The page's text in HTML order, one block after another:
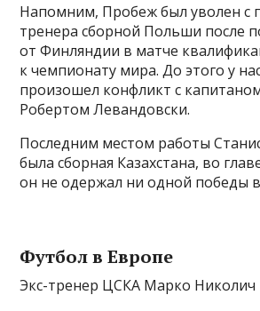
Напомним, Пробеж был уволен с
тренера сборной Польши после
от Финляндии в матче
к чемпионату мира. До этого у
произошел конфликт с
Робертом Левандовски.
Последним местом работы
была сборная Казахстана, во
он не одержал ни одной победы
Футбол в Европе
Экс-тренер ЦСКА Марко Николич